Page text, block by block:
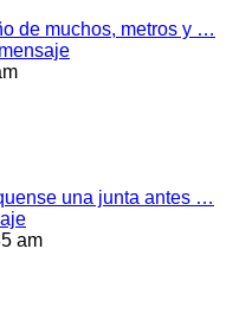
de muchos, metros y …
una junta antes …
am